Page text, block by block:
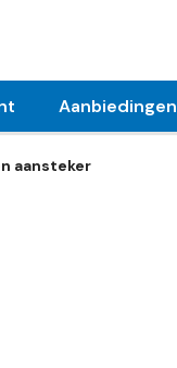
Aanbiedingen
aansteker